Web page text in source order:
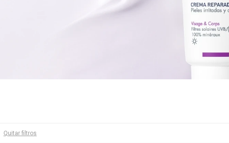
Quitar filtros